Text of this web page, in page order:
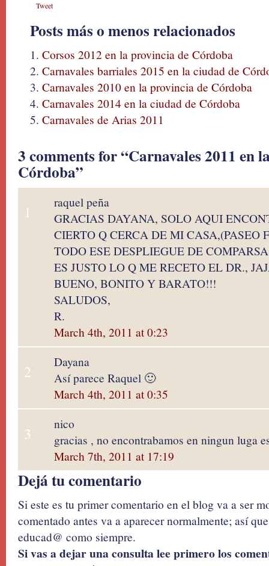
Tweet
Posts más o menos relacionados
Corsos 2012 en la provincia de Córdoba
Carnavales barriales 2015 en la ciudad de
Carnavales 2010 en la provincia de Córdoba
Carnavales 2014 en la ciudad de Córdoba
Carnavales de Arias 2011
3 comments for “Carnavales 2011 en
Córdoba”
1
raquel peña
GRACIAS DAYANA, SOLO AQUI
CIERTO Q CERCA DE MI CASA,(PASEO
TODO ESE DESPLIEGUE DE
ES JUSTO LO Q ME RECETO EL DR.,
BUENO, BONITO Y BARATO!!!
SALUDOS,
R.
March 4th, 2011 at 0:23
2
Dayana
Así parece Raquel 🙂
March 4th, 2011 at 0:35
3
nico
gracias , no encontrabamos en ningun luga
March 7th, 2011 at 17:19
Dejá tu comentario
Si este es tu primer comentario en el blog va a ser
comentado antes va a aparecer normalmente; así
educad@ como siempre.
Si vas a dejar una consulta lee primero los